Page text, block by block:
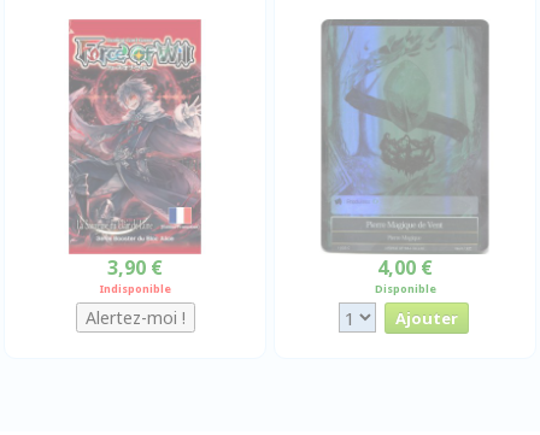
3,90 €
Indisponible
4,00 €
Disponible